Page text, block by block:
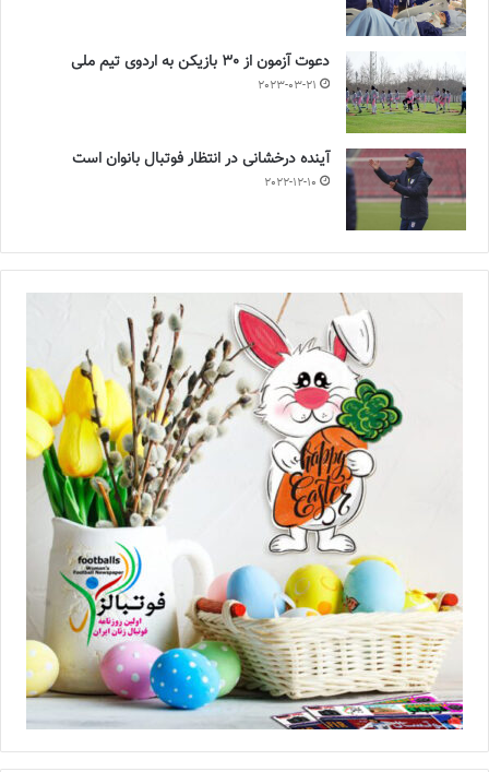
دعوت آزمون از 30 بازیکن به اردوی تیم ملی
2023-03-21
آینده درخشانی در انتظار فوتبال بانوان است
2022-12-10